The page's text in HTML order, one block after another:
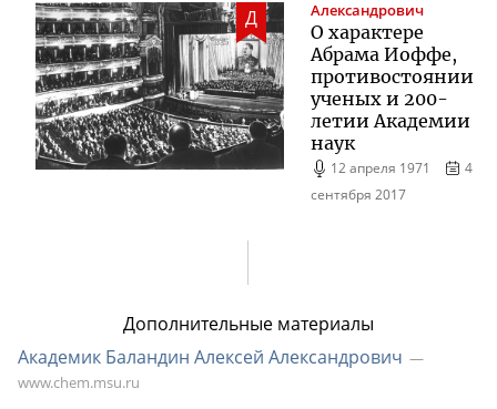
Д
Александрович
О характере
Абрама Иоффе,
противостоянии
ученых и 200-
летии Академии
наук
12 апреля 1971
4
сентября 2017
Дополнительные материалы
Академик Баландин Алексей Александрович
www.chem.msu.ru